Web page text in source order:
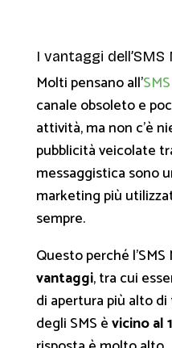
I vantaggi
Molti pensano all’
canale obsoleto e
attività, ma non c’è
pubblicità veicolate
messaggistica sono
marketing più
sempre.
Questo perché
vantaggi, tra cui
di apertura più alto
degli SMS èvicino al